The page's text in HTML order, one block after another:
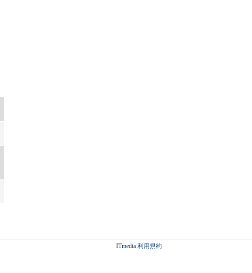
ITmedia 利用規約